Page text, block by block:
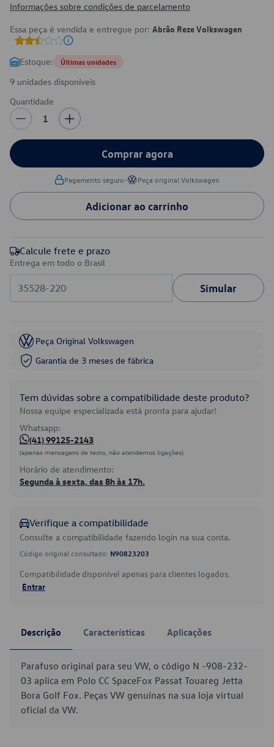
Informações sobre condições de parcelamento
Essa peça é vendida e entregue por: Abrão Reze Volkswagen
Estoque: Últimas unidades
9 unidades disponíveis
Quantidade
1
Comprar agora
Pagamento seguro• Peça original Volkswagen
Adicionar ao carrinho
Calcule frete e prazo
Entrega em todo o Brasil
Simular
Peça Original Volkswagen
Garantia de 3 meses de fábrica
Tem dúvidas sobre a compatibilidade deste produto?
Nossa equipe especializada está pronta para ajudar!
Whatsapp:
(41) 99125-2143
(apenas mensagens de texto, não atendemos ligações)
Horário de atendimento:
Segunda à sexta, das 8h às 17h.
Verifique a compatibilidade
Consulte a compatibilidade fazendo login na sua conta.
Código original consultado: N90823203
Compatibilidade disponível apenas para clientes logados.
Entrar
Descrição Características Aplicações
Parafuso original para seu VW, o código N -908-232-
03 aplica em Polo CC SpaceFox Passat Touareg Jetta
Bora Golf Fox. Peças VW genuínas na sua loja virtual
oficial da VW.